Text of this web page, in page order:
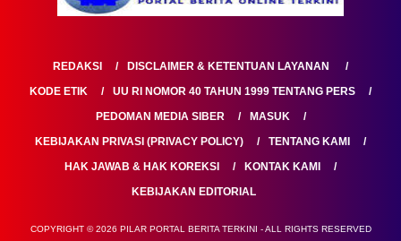
REDAKSI
DISCLAIMER & KETENTUAN LAYANAN
KODE ETIK
UU RI NOMOR 40 TAHUN 1999 TENTANG PERS
PEDOMAN MEDIA SIBER
MASUK
KEBIJAKAN PRIVASI (PRIVACY POLICY)
TENTANG KAMI
HAK JAWAB & HAK KOREKSI
KONTAK KAMI
KEBIJAKAN EDITORIAL
COPYRIGHT © 2026 PILAR PORTAL BERITA TERKINI - ALL RIGHTS RESERVED